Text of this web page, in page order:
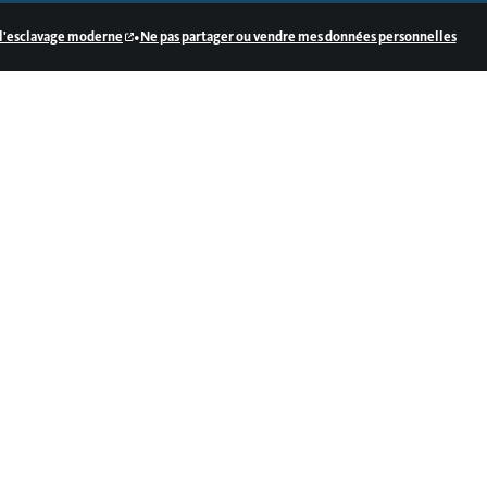
moderne •Ne pas partager ou vendre mes données personnelles